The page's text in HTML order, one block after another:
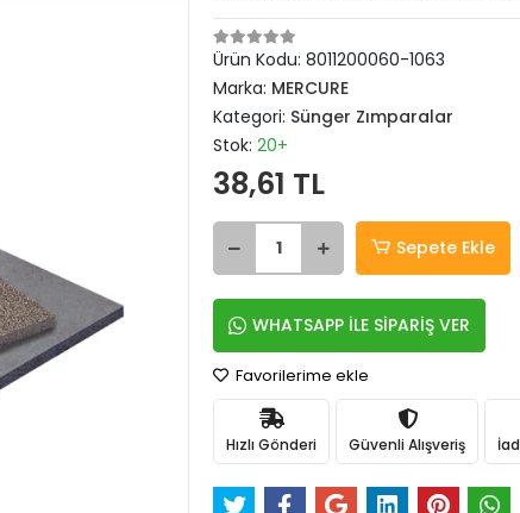
Ürün Kodu: 8011200060-1063
Marka: MERCURE
Kategori: Sünger Zımparalar
Stok: 20+
38,61 TL
Sepete Ekle
WHATSAPP İLE SİPARİŞ VER
Favorilerime ekle
Hızlı Gönderi Güvenli Alışveriş